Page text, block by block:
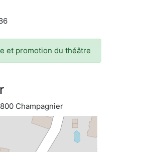
et promotion du théâtre
Champagnier